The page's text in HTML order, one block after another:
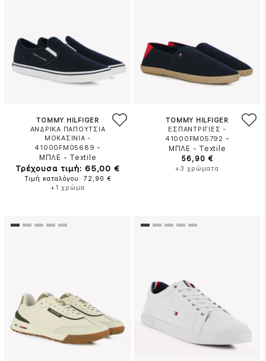
TOMMY HILFIGER
ΑΝΔΡΙΚΑ ΠΑΠΟΥΤΣΙΑ
ΜΟΚΑΣΙΝΙΑ -
41000FM05689 -
ΜΠΛΕ - Textile
Τρέχουσα τιμή: 65,00 €
Τιμή καταλόγου: 72,90 €
+1 χρώμα
TOMMY HILFIGER
ΕΣΠΑΝΤΡΙΓΙΕΣ -
41000FM05792 -
ΜΠΛΕ - Textile
56,90 €
+3 χρώματα